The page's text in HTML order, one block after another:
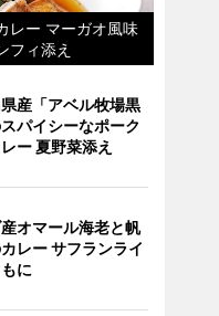
レー マーガオ風味
フィ添え
産「アベル牧場黒
パイシーなポーク
ー 夏野菜添え
オマール海老と帆
レー サフランライ
に